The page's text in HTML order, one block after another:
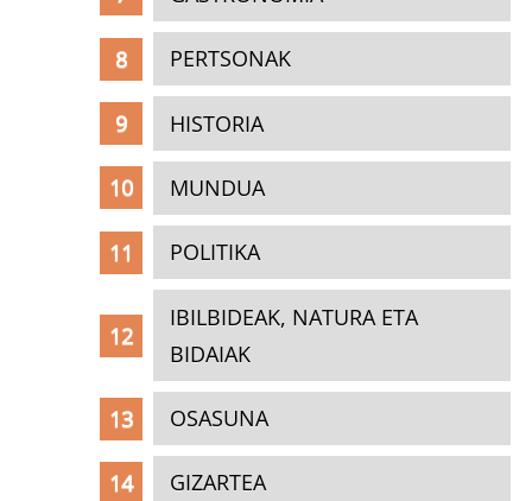
PERTSONAK
HISTORIA
MUNDUA
POLITIKA
IBILBIDEAK, NATURA ETA
BIDAIAK
OSASUNA
GIZARTEA